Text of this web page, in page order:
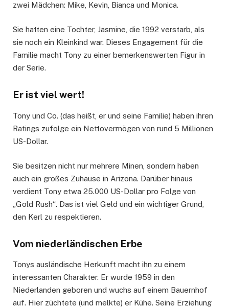
zwei Mädchen: Mike, Kevin, Bianca und Monica.
Sie hatten eine Tochter, Jasmine, die 1992 verstarb, als
sie noch ein Kleinkind war. Dieses Engagement für die
Familie macht Tony zu einer bemerkenswerten Figur in
der Serie.
Er ist viel wert!
Tony und Co. (das heißt, er und seine Familie) haben ihren
Ratings zufolge ein Nettovermögen von rund 5 Millionen
US-Dollar.
Sie besitzen nicht nur mehrere Minen, sondern haben
auch ein großes Zuhause in Arizona. Darüber hinaus
verdient Tony etwa 25.000 US-Dollar pro Folge von
„Gold Rush“. Das ist viel Geld und ein wichtiger Grund,
den Kerl zu respektieren.
Vom niederländischen Erbe
Tonys ausländische Herkunft macht ihn zu einem
interessanten Charakter. Er wurde 1959 in den
Niederlanden geboren und wuchs auf einem Bauernhof
auf. Hier züchtete (und melkte) er Kühe. Seine Erziehung